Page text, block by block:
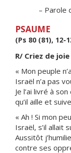
– Parole du
PSAUME
(Ps 80 (81), 12-
R/ Criez de
« Mon peuple
Israël n’a pas
Je l’ai livré à
qu’il aille et
« Ah ! Si mon
Israël, s’il allait
Aussitôt
contre ses